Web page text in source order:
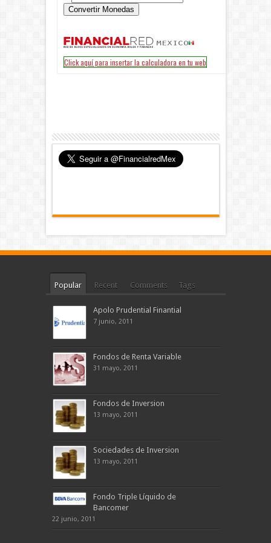
Popular Recent Comments Tags
Apolo Prudential Finantial
7 junio, 2011
Fondos de Renta Variable
31 mayo, 2011
Fondos de Inversion
13 mayo, 2011
Sociedades de Inversion
13 mayo, 2011
Fondo Triple Líquido de
Bancomer
22 junio, 2011